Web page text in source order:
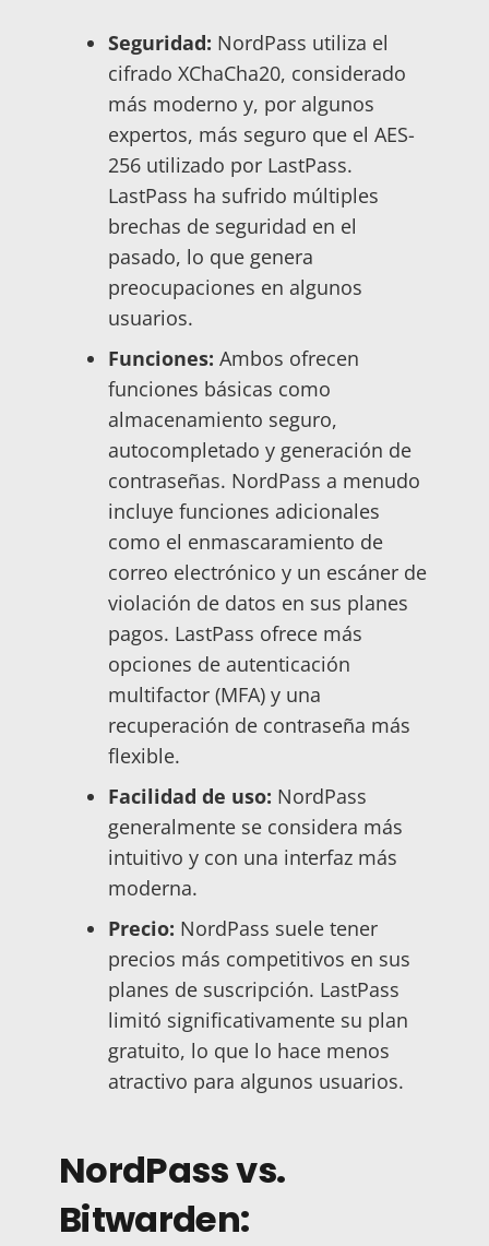
Seguridad: NordPass utiliza el
cifrado XChaCha20, considerado
más moderno y, por algunos
expertos, más seguro que el AES-
256 utilizado por LastPass.
LastPass ha sufrido múltiples
brechas de seguridad en el
pasado, lo que genera
preocupaciones en algunos
usuarios.
Funciones: Ambos ofrecen
funciones básicas como
almacenamiento seguro,
autocompletado y generación de
contraseñas. NordPass a menudo
incluye funciones adicionales
como el enmascaramiento de
correo electrónico y un escáner de
violación de datos en sus planes
pagos. LastPass ofrece más
opciones de autenticación
multifactor (MFA) y una
recuperación de contraseña más
flexible.
Facilidad de uso: NordPass
generalmente se considera más
intuitivo y con una interfaz más
moderna.
Precio: NordPass suele tener
precios más competitivos en sus
planes de suscripción. LastPass
limitó significativamente su plan
gratuito, lo que lo hace menos
atractivo para algunos usuarios.
NordPass vs.
Bitwarden: